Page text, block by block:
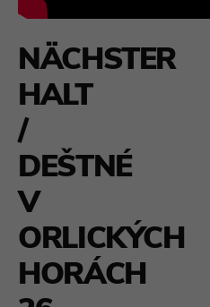
NÄCHSTER
HALT
/
DEŠTNÉ
V
ORLICKÝCH
HORÁCH